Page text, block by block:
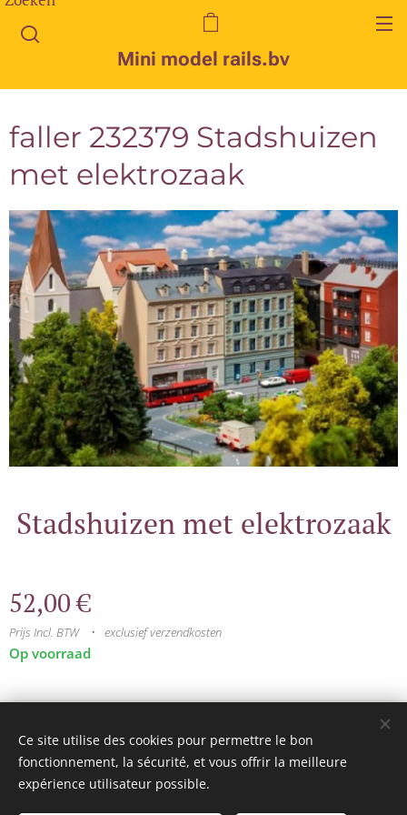
Mini model rails.bv
faller 232379 Stadshuizen
met elektrozaak
Stadshuizen met elektrozaak
52,00€
Prijs Incl. BTW exclusief verzendkosten
Op voorraad
mini model rails
Talen
Ce site utilise des cookies pour permettre le bon
fonctionnement, la sécurité, et vous offrir la meilleure
expérience utilisateur possible.